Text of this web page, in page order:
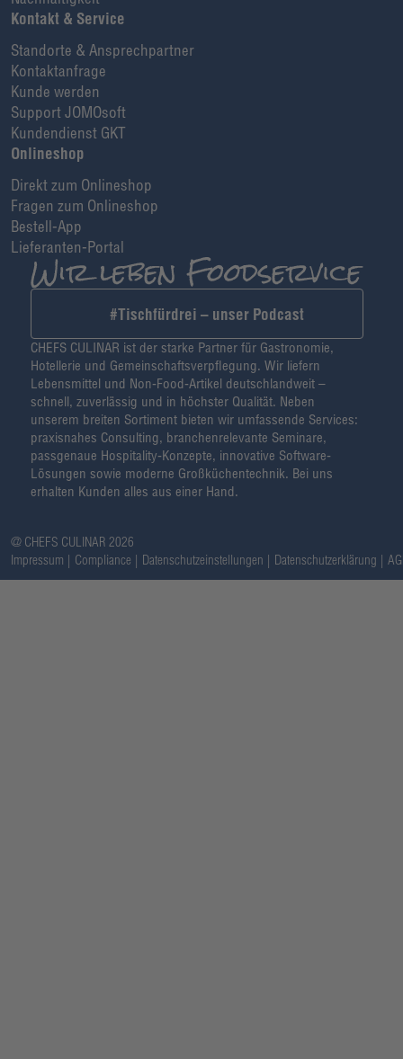
Kontakt & Service
Standorte & Ansprechpartner
Kontaktanfrage
Kunde werden
Support JOMOsoft
Kundendienst GKT
Onlineshop
Direkt zum Onlineshop
Fragen zum Onlineshop
Bestell-App
Lieferanten-Portal
#Tischfürdrei – unser Podcast
CHEFS CULINAR ist der starke Partner für Gastronomie,
Hotellerie und Gemeinschaftsverpflegung. Wir liefern
Lebensmittel und Non-Food-Artikel deutschlandweit –
schnell, zuverlässig und in höchster Qualität. Neben
unserem breiten Sortiment bieten wir umfassende Services:
praxisnahes Consulting, branchenrelevante Seminare,
passgenaue Hospitality-Konzepte, innovative Software-
Lösungen sowie moderne Großküchentechnik. Bei uns
erhalten Kunden alles aus einer Hand.
@ CHEFS CULINAR 2026
Impressum
Compliance Datenschutzeinstellungen Datenschutzerklärung